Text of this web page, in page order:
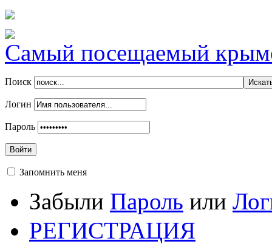
Самый посещаемый
Поиск
Логин
Пароль
Войти
Запомнить меня
Забыли Пароль или
РЕГИСТРАЦИЯ